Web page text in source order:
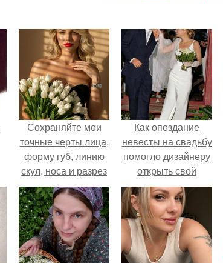
Сохраняйте мои
точные черты лица,
форму губ, линию
скул, носа и разрез
глаз.
Как опоздание
невесты на свадьбу
помогло дизайнеру
открыть свой
бренд.